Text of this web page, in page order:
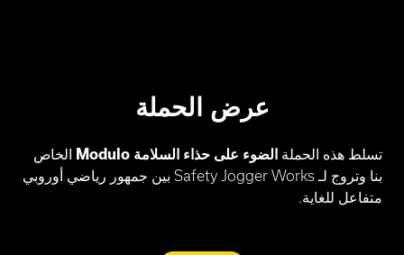
عرض الحملة
تسلط هذه الحملة الضوء على حذاء السلامة Modulo
الخاص
بنا وتروج لـ Safety Jogger Works بين جمهور رياضي أوروبي
متفاعل للغاية.